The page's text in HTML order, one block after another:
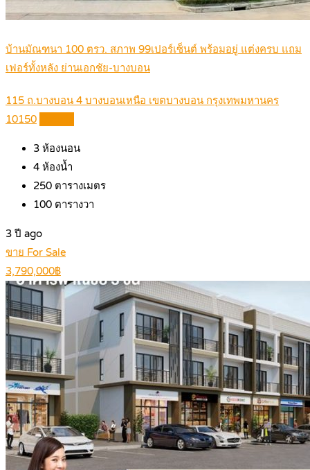
บ้านมัณฑนา 100 ตรว. สภาพ 99เปอร์เซ็นต์ พร้อมอยู่ แต่งครบ แถม
เฟอร์ทั้งหลัง ย่านเอกชัย-บางบอน
115 ถ.บางบอน 4 บางบอนเหนือ เขตบางบอน กรุงเทพมหานคร
10150
3 ห้องนอน
4 ห้องน้ำ
250 ตารางเมตร
100 ตารางวา
3 ปี ago
ขาย For Sale
3,790,000฿